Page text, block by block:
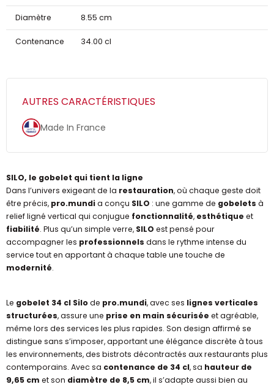
Diamètre 8.55 cm
Contenance 34.00 cl
AUTRES CARACTÉRISTIQUES
Made In France
SILO, le gobelet qui tient la ligne
Dans l’univers exigeant de la restauration, où chaque geste doit
être précis, pro.mundia conçu SILO : une gamme de gobelets à
relief ligné vertical qui conjugue fonctionnalité, esthétique et
fiabilité. Plus qu’un simple verre, SILO est pensé pour
accompagner les professionnels dans le rythme intense du
service tout en apportant à chaque table une touche de
modernité.
Le gobelet 34 cl Silode pro.mundi, avec ses lignes verticales
structurées, assure une prise en main sécurisée et agréable,
même lors des services les plus rapides. Son design affirmé se
distingue sans s’imposer, apportant une élégance discrète à tous
les environnements, des bistrots décontractés aux restaurants plus
contemporains. Avec sa contenance de 34 cl, sa hauteur de
9,65 cm et son diamètre de 8,5 cm, il s’adapte aussi bien au